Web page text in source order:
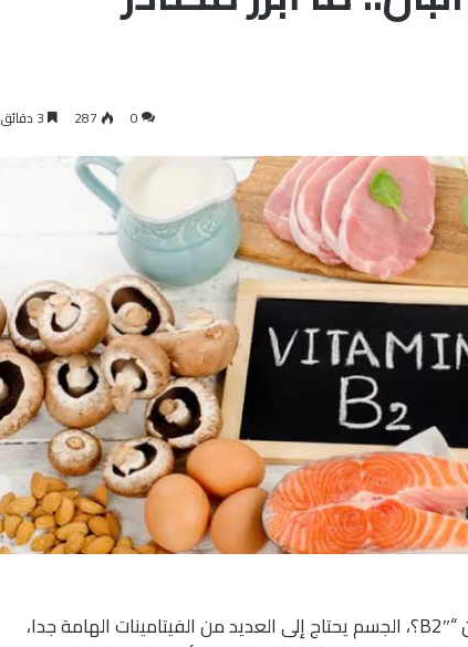
0
287
فوائد لا تخطر على البال.. ما أبرز مصادر فيتامين “B2″؟، الجسم يحتاج إلى العديد من الفيتامينات الهامة جدا،